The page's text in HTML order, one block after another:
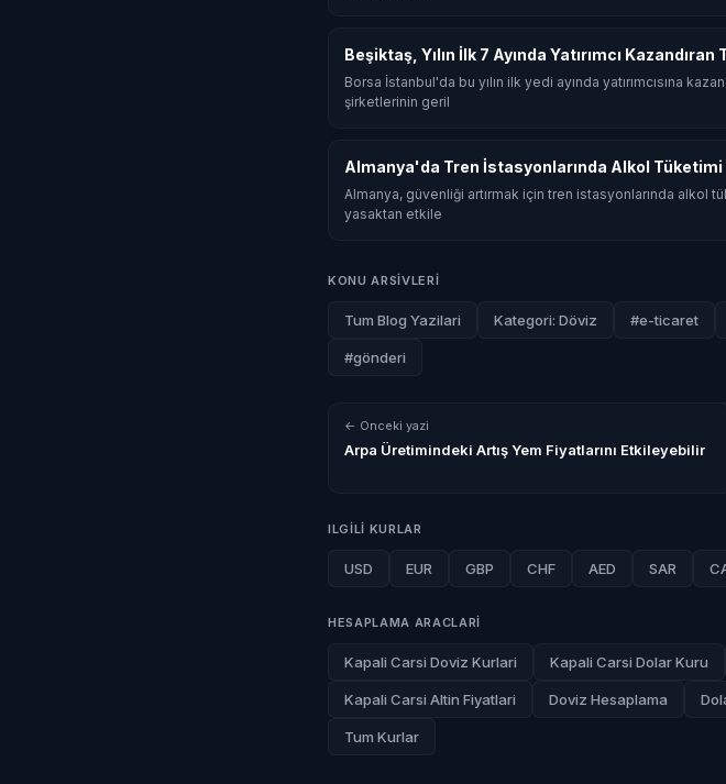
Beşiktaş, Yılın İlk 7 Ayında Yatırımcı Kazandıran
Borsa İstanbul'da bu yılın ilk yedi ayında yatırımcısına
şirketlerinin geril
Almanya'da Tren İstasyonlarında Alkol Tüketimi
Almanya, güvenliği artırmak için tren istasyonlarında alkol
yasaktan etkile
KONU ARSIVLERI
Tum Blog Yazilari Kategori: Döviz #e-ticaret
#gönderi
← Onceki yazi
Arpa Üretimindeki Artış Yem Fiyatlarını Etkileyebilir
ILGILI KURLAR
USD EUR GBP CHF AED SAR
HESAPLAMA ARACLARI
Kapali Carsi Doviz Kurlari Kapali Carsi Dolar Kuru
Kapali Carsi Altin Fiyatlari Doviz Hesaplama
Tum Kurlar